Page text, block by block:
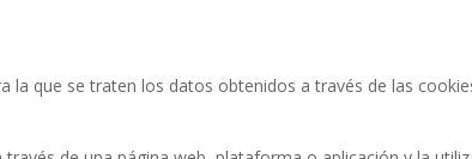
la que se traten los datos obtenidos a través de las